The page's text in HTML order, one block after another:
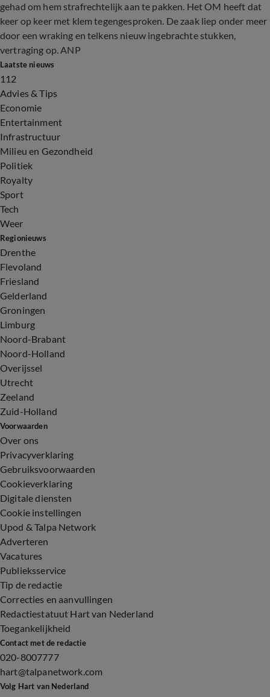
gehad om hem strafrechtelijk aan te pakken. Het OM heeft dat
keer op keer met klem tegengesproken. De zaak liep onder meer
door een wraking en telkens nieuw ingebrachte stukken,
vertraging op. ANP
Laatste nieuws
112
Advies & Tips
Economie
Entertainment
Infrastructuur
Milieu en Gezondheid
Politiek
Royalty
Sport
Tech
Weer
Regionieuws
Drenthe
Flevoland
Friesland
Gelderland
Groningen
Limburg
Noord-Brabant
Noord-Holland
Overijssel
Utrecht
Zeeland
Zuid-Holland
Voorwaarden
Over ons
Privacyverklaring
Gebruiksvoorwaarden
Cookieverklaring
Digitale diensten
Cookie instellingen
Upod & Talpa Network
Adverteren
Vacatures
Publieksservice
Tip de redactie
Correcties en aanvullingen
Redactiestatuut Hart van Nederland
Toegankelijkheid
Contact met de redactie
020-8007777
hart@talpanetwork.com
Volg Hart van Nederland